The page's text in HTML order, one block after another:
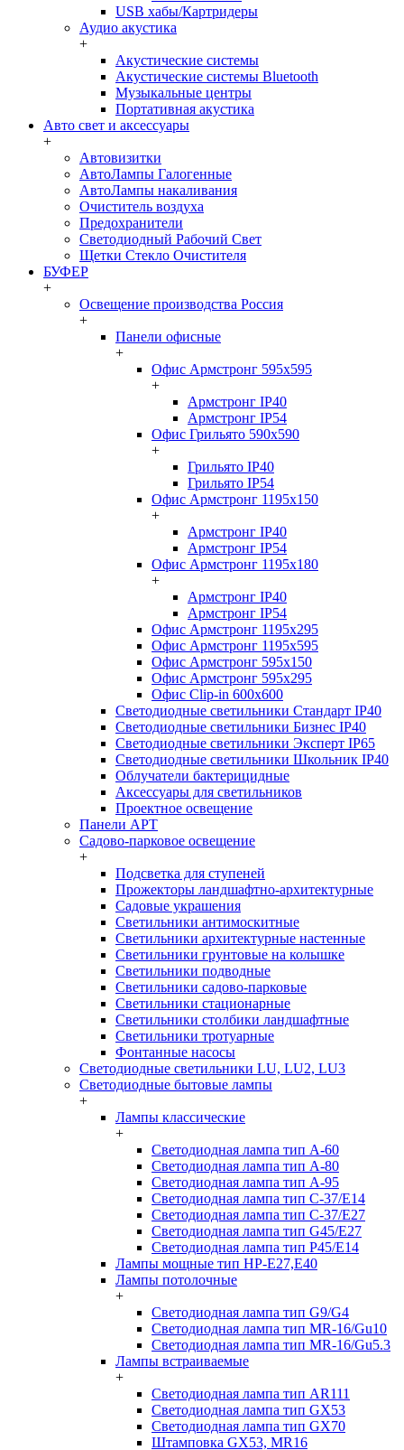
USB хабы/Картридеры
Аудио акустика
+
Акустические системы
Акустические системы Bluetooth
Музыкальные центры
Портативная акустика
Авто свет и аксессуары
+
Автовизитки
АвтоЛампы Галогенные
АвтоЛампы накаливания
Очиститель воздуха
Предохранители
Светодиодный Рабочий Свет
Щетки Стекло Очистителя
БУФЕР
+
Освещение производства Россия
+
Панели офисные
+
Офис Армстронг 595x595
+
Армстронг IP40
Армстронг IP54
Офис Грильято 590x590
+
Грильято IP40
Грильято IP54
Офис Армстронг 1195x150
+
Армстронг IP40
Армстронг IP54
Офис Армстронг 1195x180
+
Армстронг IP40
Армстронг IP54
Офис Армстронг 1195x295
Офис Армстронг 1195x595
Офис Армстронг 595x150
Офис Армстронг 595x295
Офис Clip-in 600x600
Светодиодные светильники Стандарт IP40
Светодиодные светильники Бизнес IP40
Светодиодные светильники Эксперт IP65
Светодиодные светильники Школьник IP40
Облучатели бактерицидные
Аксессуары для светильников
Проектное освещение
Панели АРТ
Садово-парковое освещение
+
Подсветка для ступеней
Прожекторы ландшафтно-архитектурные
Садовые украшения
Светильники антимоскитные
Светильники архитектурные настенные
Светильники грунтовые на колышке
Светильники подводные
Светильники садово-парковые
Светильники стационарные
Светильники столбики ландшафтные
Светильники тротуарные
Фонтанные насосы
Светодиодные светильники LU, LU2, LU3
Светодиодные бытовые лампы
+
Лампы классические
+
Светодиодная лампа тип A-60
Светодиодная лампа тип A-80
Светодиодная лампа тип A-95
Светодиодная лампа тип C-37/Е14
Светодиодная лампа тип C-37/Е27
Светодиодная лампа тип G45/E27
Светодиодная лампа тип P45/E14
Лампы мощные тип HP-E27,E40
Лампы потолочные
+
Светодиодная лампа тип G9/G4
Светодиодная лампа тип MR-16/Gu10
Светодиодная лампа тип MR-16/Gu5.3
Лампы встраиваемые
+
Светодиодная лампа тип AR111
Светодиодная лампа тип GX53
Светодиодная лампа тип GX70
Штамповка GX53, MR16